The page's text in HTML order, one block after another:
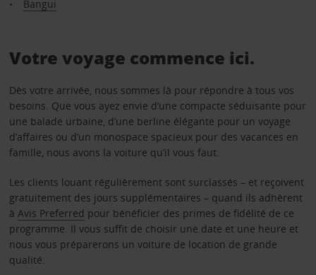
Bangui
Votre voyage commence ici.
Dès votre arrivée, nous sommes là pour répondre à tous vos
besoins. Que vous ayez envie d’une compacte séduisante pour
une balade urbaine, d’une berline élégante pour un voyage
d’affaires ou d’un monospace spacieux pour des vacances en
famille, nous avons la voiture qu’il vous faut.
Les clients louant régulièrement sont surclassés – et reçoivent
gratuitement des jours supplémentaires – quand ils adhèrent
à Avis Preferred pour bénéficier des primes de fidélité de ce
programme. Il vous suffit de choisir une date et une heure et
nous vous préparerons un voiture de location de grande
qualité.